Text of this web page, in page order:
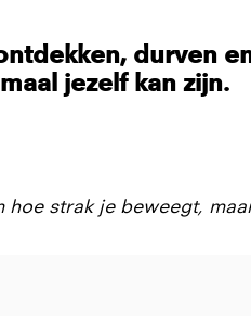
durven
jezelf kan zijn.
hoe strak je beweegt,